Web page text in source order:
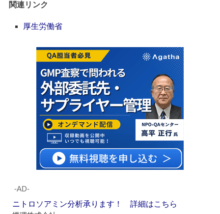
関連リンク
厚生労働省
‐AD‐
ニトロソアミン分析承ります！ 詳細はこちら